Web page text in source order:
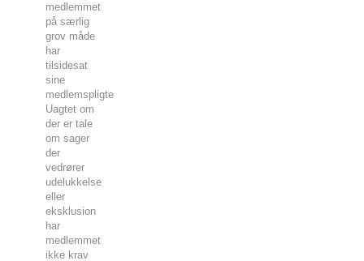
medlemmet
på særlig
grov måde
har
tilsidesat
sine
medlemspligter.
Uagtet om
der er tale
om sager
der
vedrører
udelukkelse
eller
eksklusion
har
medlemmet
ikke krav